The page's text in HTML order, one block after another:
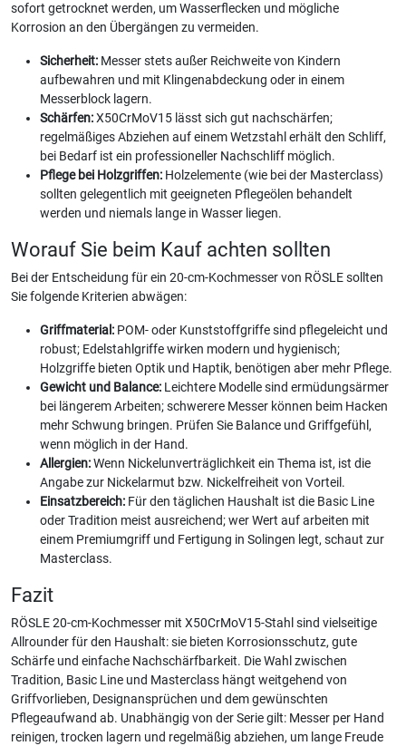
sofort getrocknet werden, um Wasserflecken und mögliche
Korrosion an den Übergängen zu vermeiden.
Sicherheit: Messer stets außer Reichweite von Kindern
aufbewahren und mit Klingenabdeckung oder in einem
Messerblock lagern.
Schärfen:X50CrMoV15 lässt sich gut nachschärfen;
regelmäßiges Abziehen auf einem Wetzstahl erhält den Schliff,
bei Bedarf ist ein professioneller Nachschliff möglich.
Pflege bei Holzgriffen: Holzelemente (wie bei der Masterclass)
sollten gelegentlich mit geeigneten Pflegeölen behandelt
werden und niemals lange in Wasser liegen.
Worauf Sie beim Kauf achten sollten
Bei der Entscheidung für ein 20-cm-Kochmesser von RÖSLE sollten
Sie folgende Kriterien abwägen:
Griffmaterial: POM- oder Kunststoffgriffe sind pflegeleicht und
robust; Edelstahlgriffe wirken modern und hygienisch;
Holzgriffe bieten Optik und Haptik, benötigen aber mehr Pflege.
Gewicht und Balance: Leichtere Modelle sind ermüdungsärmer
bei längerem Arbeiten; schwerere Messer können beim Hacken
mehr Schwung bringen. Prüfen Sie Balance und Griffgefühl,
wenn möglich in der Hand.
Allergien:Wenn Nickelunverträglichkeit ein Thema ist, ist die
Angabe zur Nickelarmut bzw. Nickelfreiheit von Vorteil.
Einsatzbereich: Für den täglichen Haushalt ist die Basic Line
oder Tradition meist ausreichend; wer Wert auf arbeiten mit
einem Premiumgriff und Fertigung in Solingen legt, schaut zur
Masterclass.
Fazit
RÖSLE 20-cm-Kochmesser mit X50CrMoV15-Stahl sind vielseitige
Allrounder für den Haushalt: sie bieten Korrosionsschutz, gute
Schärfe und einfache Nachschärfbarkeit. Die Wahl zwischen
Tradition, Basic Line und Masterclass hängt weitgehend von
Griffvorlieben, Designansprüchen und dem gewünschten
Pflegeaufwand ab. Unabhängig von der Serie gilt: Messer per Hand
reinigen, trocken lagern und regelmäßig abziehen, um lange Freude